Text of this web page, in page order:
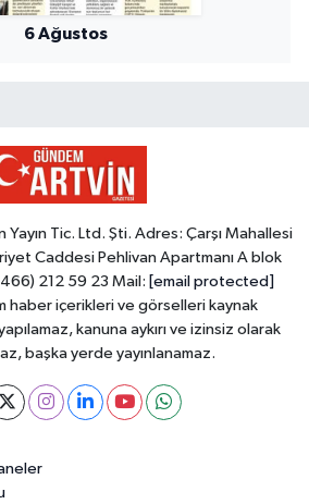
6 Ağustos
Tic. Ltd. Şti. Adres: Çarşı Mahallesi
Caddesi Pehlivan Apartmanı A blok
466) 212 59 23 Mail: [email protected]
haber içerikleri ve görselleri kaynak
kanuna aykırı ve izinsiz olarak
başka yerde yayınlanamaz.